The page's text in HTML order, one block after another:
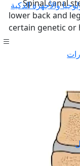
والأجهزة الذكية
Spinal canal
lower back and
certain genetic or